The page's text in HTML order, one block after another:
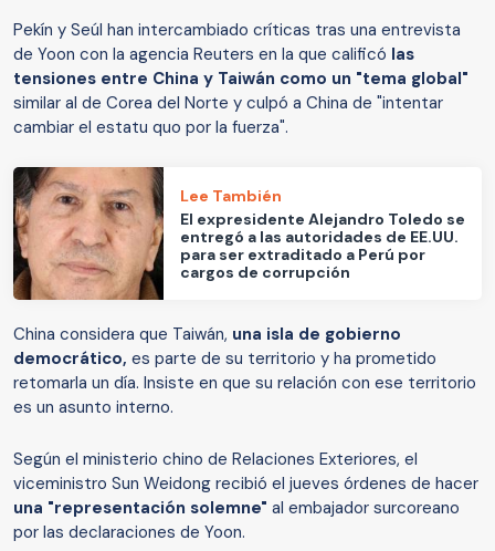
Pekín y Seúl han intercambiado críticas tras una entrevista
de Yoon con la agencia Reuters en la que calificó las
tensiones entre China y Taiwán como un "tema global"
similar al de Corea del Norte y culpó a China de "intentar
cambiar el estatu quo por la fuerza".
Lee También
El expresidente Alejandro Toledo se
entregó a las autoridades de EE.UU.
para ser extraditado a Perú por
cargos de corrupción
China considera que Taiwán, una isla de gobierno
democrático, es parte de su territorio y ha prometido
retomarla un día. Insiste en que su relación con ese territorio
es un asunto interno.
Según el ministerio chino de Relaciones Exteriores, el
viceministro Sun Weidong recibió el jueves órdenes de hacer
una "representación solemne" al embajador surcoreano
por las declaraciones de Yoon.